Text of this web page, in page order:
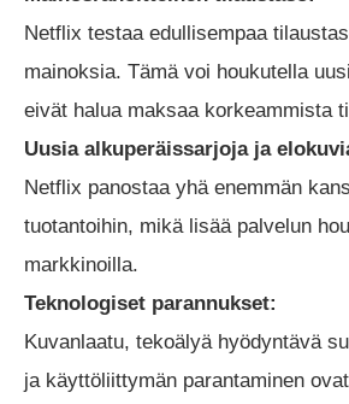
Netflix testaa edullisempaa
mainoksia. Tämä voi houkutella
eivät halua maksaa korkeammista
Uusia alkuperäissarjoja ja
Netflix panostaa yhä enemmän
tuotantoihin, mikä lisää palvelun
markkinoilla.
Teknologiset parannukset:
Kuvanlaatu, tekoälyä hyödyntävä
ja käyttöliittymän parantaminen